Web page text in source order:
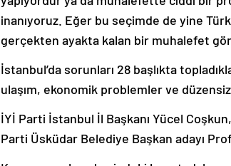
inanıyoruz. Eğer bu seçimde de yine
gerçekten ayakta kalan bir muhalefet
ulaşım, ekonomik problemler ve
Parti Üsküdar Belediye Başkan adayı